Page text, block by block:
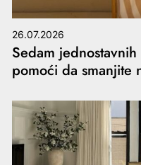
26.07.2026
Sedam
pomoći da smanjite